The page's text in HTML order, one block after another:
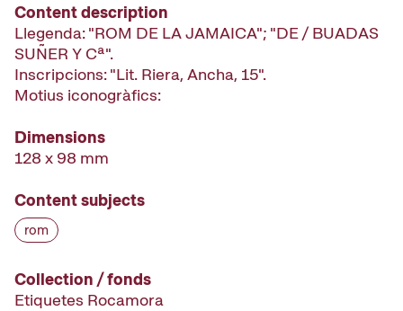
Content description
Llegenda: "ROM DE LA JAMAICA"; "DE / BUADAS
SUÑER Y Cª".
Inscripcions: "Lit. Riera, Ancha, 15".
Motius iconogràfics:
Dimensions
128 x 98 mm
Content subjects
rom
Collection / fonds
Etiquetes Rocamora